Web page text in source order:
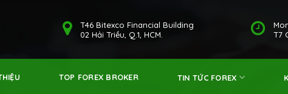
T7
T46 Bitexco Financial Building
02 Hải Triều, Q.1, HCM.
TOP FOREX BROKER TIN TỨC FOREX